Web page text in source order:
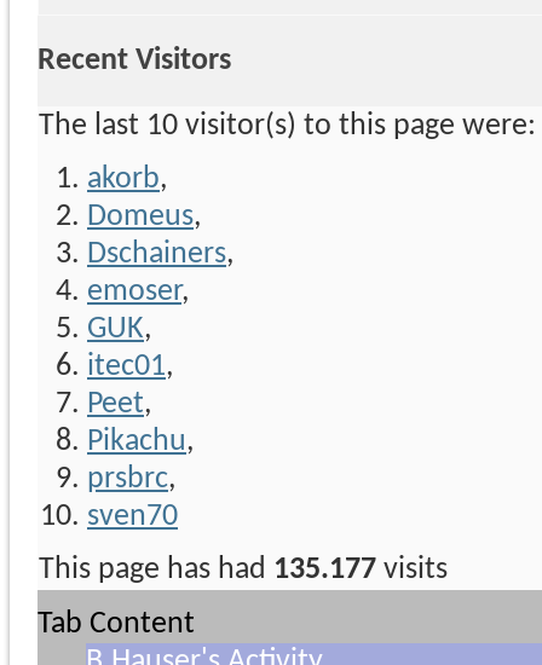
Recent Visitors
The last 10 visitor(s) to this page were:
akorb,
Domeus,
Dschainers,
emoser,
GUK,
itec01,
Peet,
Pikachu,
prsbrc,
sven70
This page has had 135.177 visits
Tab Content